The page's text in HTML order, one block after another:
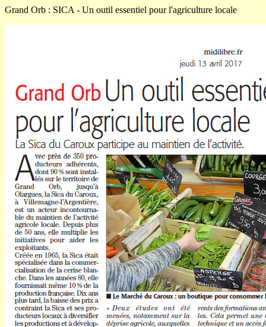
Grand Orb : SICA - Un outil essentiel pour l'agriculture locale